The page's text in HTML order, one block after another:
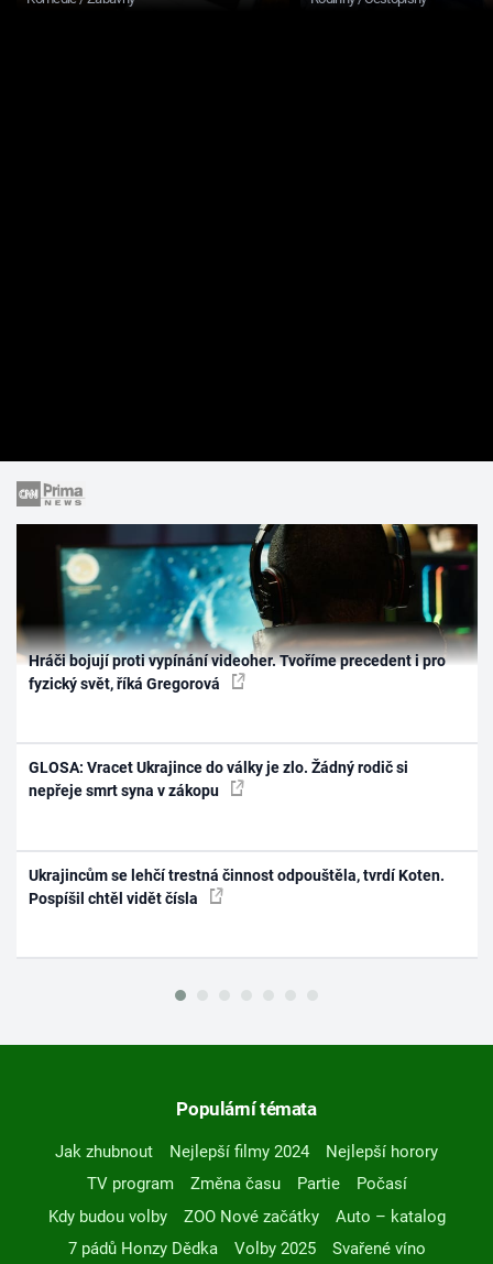
Hráči bojují proti vypínání videoher. Tvoříme precedent i pro
fyzický svět, říká Gregorová
GLOSA: Vracet Ukrajince do války je zlo. Žádný rodič si
nepřeje smrt syna v zákopu
Ukrajincům se lehčí trestná činnost odpouštěla, tvrdí Koten.
Pospíšil chtěl vidět čísla
Populární témata
Jak zhubnout Nejlepší filmy 2024
Nejlepší horory
TV program
Změna času Partie
Počasí
Kdy budou volby
ZOO Nové začátky
Auto – katalog
7 pádů Honzy Dědka
Volby 2025
Svařené víno